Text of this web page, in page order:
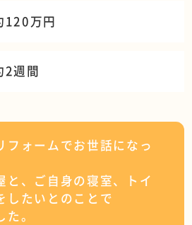
120万円
2週間
フォームでお世話になっ
と、ご自身の寝室、トイ
したいとのことで
。